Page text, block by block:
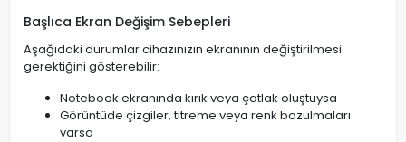
Başlıca Ekran Değişim Sebepleri
Aşağıdaki durumlar cihazınızın ekranının değiştirilmesi
gerektiğini gösterebilir:
Notebook ekranında kırık veya çatlak oluştuysa
Görüntüde çizgiler, titreme veya renk bozulmaları
varsa